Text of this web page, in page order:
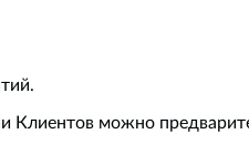
Клиентов можно